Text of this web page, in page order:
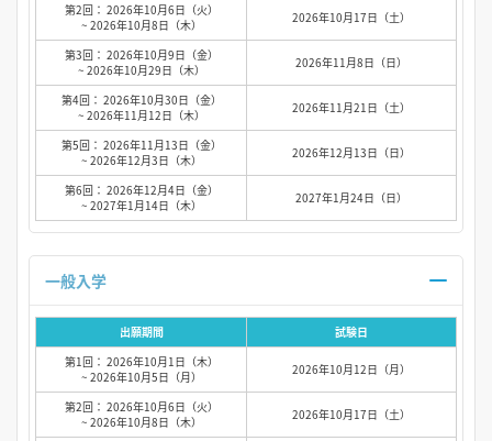
第2回： 2026年10月6日（火）
~ 2026年10月8日（木）
2026年10月17日（土）
第3回： 2026年10月9日（金）
~ 2026年10月29日（木）
2026年11月8日（日）
第4回： 2026年10月30日（金）
~ 2026年11月12日（木）
2026年11月21日（土）
第5回： 2026年11月13日（金）
~ 2026年12月3日（木）
2026年12月13日（日）
第6回： 2026年12月4日（金）
~ 2027年1月14日（木）
2027年1月24日（日）
出願期間
試験日
第1回： 2026年10月1日（木）
~ 2026年10月5日（月）
2026年10月12日（月）
第2回： 2026年10月6日（火）
~ 2026年10月8日（木）
2026年10月17日（土）